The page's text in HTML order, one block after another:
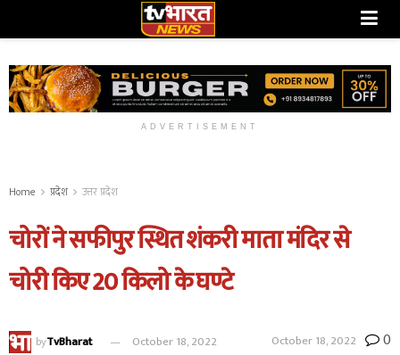
ADVERTISEMENT
Home प्रदेश उत्तर प्रदेश
चोरों ने सफीपुर स्थित शंकरी माता मंदिर से
चोरी किए 20 किलो के घण्टे
byTvBharat October 18, 2022 October 18, 2022 0